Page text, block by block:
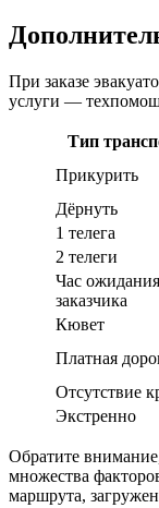
При заказе
услуги —
Тип
Прикурить
Дёрнуть
1 телега
2 телеги
Час
заказчика
Кювет
Платная
Отсутствие
Экстренно
Обратите
множества
маршрута,